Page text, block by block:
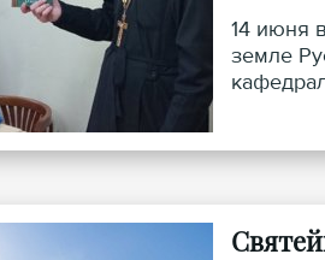
14 июня
земле